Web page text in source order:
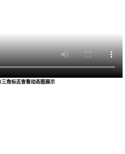
三角标志查看动态图展示